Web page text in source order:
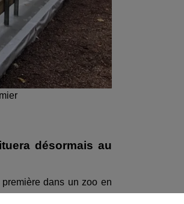
désormais au
dans un zoo en